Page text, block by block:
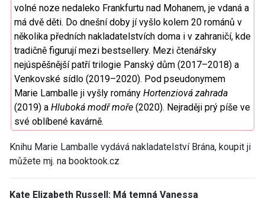
volné noze nedaleko Frankfurtu nad Mohanem, je vdaná a
má dvě děti. Do dnešní doby jí vyšlo kolem 20 románů v
několika předních nakladatelstvích doma i v zahraničí, kde
tradičně figurují mezi bestsellery. Mezi čtenářsky
nejúspěšnější patří trilogie Panský dům (2017–2018) a
Venkovské sídlo (2019–2020). Pod pseudonymem
Marie Lamballe ji vyšly romány Hortenziová zahrada
(2019) a Hluboká modř moře (2020). Nejraději prý píše ve
své oblíbené kavárně.
Knihu Marie Lamballe vydává nakladatelství Brána, koupit ji
můžete mj. na booktook.cz
Kate Elizabeth Russell: Má temná Vanessa